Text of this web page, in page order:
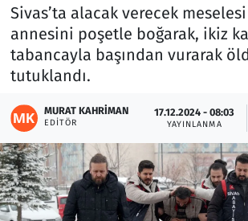
Sivas’ta alacak verecek
annesini poşetle boğarak, ikiz
tabancayla başından vurarak
tutuklandı.
MURAT KAHRIMAN
EDITÖR
17.12.2024 - 08:03
YAYINLANMA
Lezzet Durağı
Memur ve Kamu
Otomobil
Oyun
Ramazan